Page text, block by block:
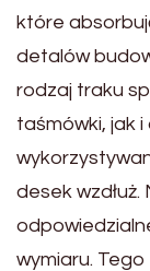
które
detalów
rodzaj traku
taśmówki, jak
desek
wymiaru.